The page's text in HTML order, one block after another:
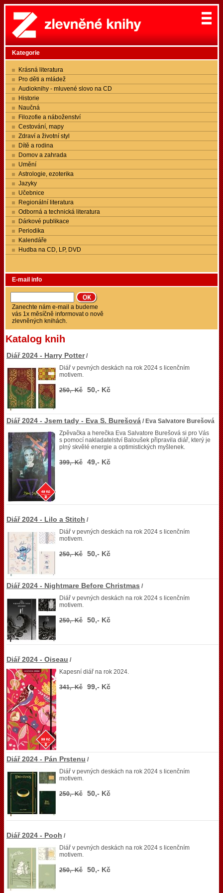
Kategorie
Krásná literatura
Pro děti a mládež
Audioknihy - mluvené slovo na CD
Historie
Naučná
Filozofie a náboženství
Cestování, mapy
Zdraví a životní styl
Dítě a rodina
Domov a zahrada
Umění
Astrologie, ezoterika
Jazyky
Učebnice
Regionální literatura
Odborná a technická literatura
Dárkové publikace
Periodika
Kalendáře
Hudba na CD, LP, DVD
E-mail info
Zanechte nám e-mail a budeme
vás 1x měsíčně informovat o nově
zlevněných knihách.
Katalog knih
Diář 2024 - Harry Potter/
Diář v pevných deskách na rok 2024 s licenčním
motivem.
250,- Kč 50,- Kč
Diář 2024 - Jsem tady - Eva S. Burešová / Eva Salvatore Burešová
Zpěvačka a herečka Eva Salvatore Burešová si pro Vás
s pomocí nakladatelství Baloušek připravila diář, který je
plný skvělé energie a optimistických myšlenek.
399,- Kč 49,- Kč
Diář 2024 - Lilo a Stitch /
Diář v pevných deskách na rok 2024 s licenčním
motivem.
250,- Kč 50,- Kč
Diář 2024 - Nightmare Before Christmas /
Diář v pevných deskách na rok 2024 s licenčním
motivem.
250,- Kč 50,- Kč
Diář 2024 - Oiseau /
Kapesní diář na rok 2024.
341,- Kč 99,- Kč
Diář 2024 - Pán Prstenu /
Diář v pevných deskách na rok 2024 s licenčním
motivem.
250,- Kč 50,- Kč
Diář 2024 - Pooh /
Diář v pevných deskách na rok 2024 s licenčním
motivem.
250,- Kč 50,- Kč